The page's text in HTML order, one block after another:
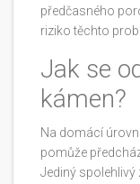
předčasného
riziko těchto
Jak se
kámen?
Na domácí
pomůže
Jediný spolehlivý